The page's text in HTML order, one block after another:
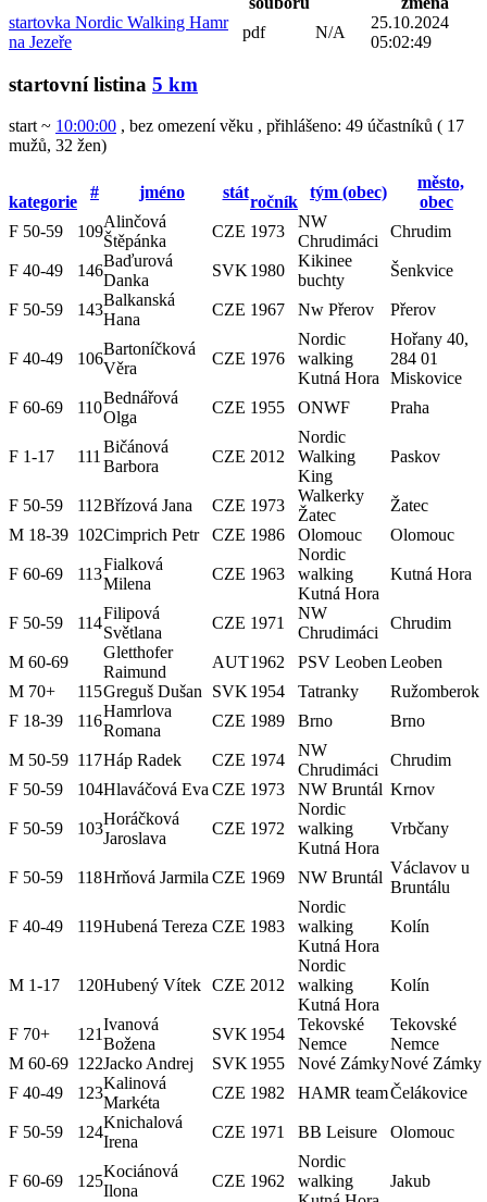
startovka Nordic Walking Hamr
na Jezeře
pdf N/A
25.10.2024
05:02:49
startovní listina 5 km
start ~ 10:00:00 , bez omezení věku , přihlášeno: 49 účastníků ( 17
mužů, 32 žen)
kategorie
# jméno stát
ročník
tým (obec)
město,
obec
F 50-59
109
Alinčová
Štěpánka
CZE 1973
NW
Chrudimáci
Chrudim
F 40-49 146
Baďurová
Danka
SVK1980
Kikinee
buchty
Šenkvice
F 50-59 143
Balkanská
Hana
CZE 1967 Nw Přerov Přerov
F 40-49 106
Bartoníčková
Věra
CZE 1976
Nordic
walking
Kutná Hora
Hořany 40,
284 01
Miskovice
F 60-69
110
Bednářová
Olga
CZE 1955 ONWF Praha
F 1-17 111
Bičánová
Barbora
CZE 2012
Nordic
Walking
King
Paskov
F 50-59 112Břízová Jana CZE 1973
Walkerky
Žatec
Žatec
M 18-39 102Cimprich Petr CZE 1986 Olomouc Olomouc
F 60-69 113
Fialková
Milena
CZE 1963
Nordic
walking
Kutná Hora
Kutná Hora
F 50-59 114
Filipová
Světlana
CZE 1971
NW
Chrudimáci
Chrudim
M 60-69
Gletthofer
Raimund
AUT1962 PSV LeobenLeoben
M 70+
115Greguš Dušan SVK1954 Tatranky
Ružomberok
F 18-39
116
Hamrlova
Romana
CZE 1989 Brno Brno
M 50-59 117Háp Radek CZE 1974
NW
Chrudimáci
Chrudim
F 50-59
104Hlaváčová EvaCZE 1973 NW Bruntál Krnov
F 50-59 103
Horáčková
Jaroslava
CZE 1972
Nordic
walking
Kutná Hora
Vrbčany
F 50-59 118Hrňová JarmilaCZE 1969 NW Bruntál
Václavov u
Bruntálu
F 40-49 119Hubená Tereza CZE 1983
Nordic
walking
Kutná Hora
Kolín
M 1-17 120Hubený Vítek CZE 2012
Nordic
walking
Kutná Hora
Kolín
F 70+ 121
Ivanová
Božena
SVK1954
Tekovské
Nemce
Tekovské
Nemce
M 60-69 122Jacko Andrej SVK1955 Nové ZámkyNové Zámky
F 40-49
123
Kalinová
Markéta
CZE 1982 HAMR teamČelákovice
F 50-59 124
Knichalová
Irena
CZE 1971 BB Leisure Olomouc
F 60-69 125
Kociánová
Ilona
CZE 1962
Nordic
walking
Jakub